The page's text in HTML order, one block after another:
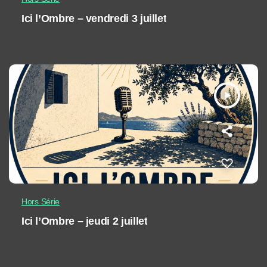
Ici l’Ombre – vendredi 3 juillet
play_arrow
Hors Série
Ici l’Ombre – jeudi 2 juillet